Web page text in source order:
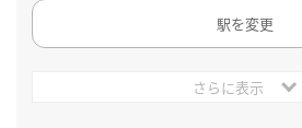
駅を変更
さらに表示